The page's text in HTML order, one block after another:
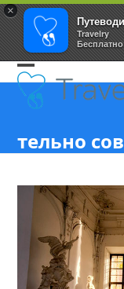
×
Travelry
Skip
to
content
Open
mobile
menu
Close
mobile
menu
тельно